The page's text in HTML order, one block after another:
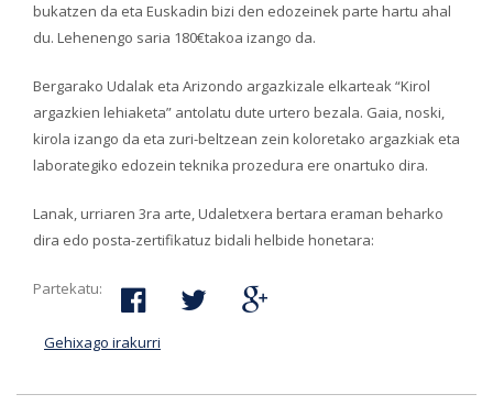
bukatzen da eta Euskadin bizi den edozeinek parte hartu ahal
du. Lehenengo saria 180€takoa izango da.
Bergarako Udalak eta Arizondo argazkizale elkarteak “Kirol
argazkien lehiaketa” antolatu dute urtero bezala. Gaia, noski,
kirola izango da eta zuri-beltzean zein koloretako argazkiak eta
laborategiko edozein teknika prozedura ere onartuko dira.
Lanak, urriaren 3ra arte, Udaletxera bertara eraman beharko
dira edo posta-zertifikatuz bidali helbide honetara:
Partekatu:
Gehixago irakurri